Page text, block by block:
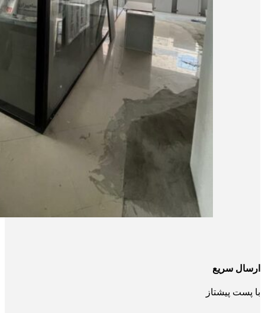
ارسال سریع
با پست پیشتاز